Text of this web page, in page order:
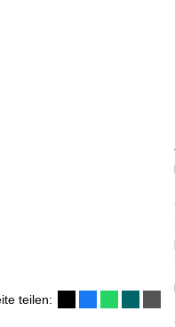
teilen: